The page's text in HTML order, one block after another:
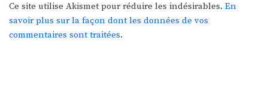
Ce site utilise Akismet pour réduire les indésirables. En
savoir plus sur la façon dont les données de vos
commentaires sont traitées.